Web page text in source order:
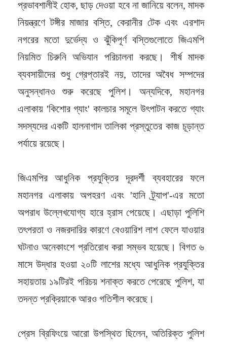
প্রভাবশালীই হোক, ছাড় দেওয়া হবে না জানিয়ে বলেন, মাদক
নিয়ন্ত্রণে টঙ্গীর মাজার বস্তি, কেরানীর টেক এবং এরশাদ
নগরের মতো দুর্ভেদ্য ও ঝুঁকিপূর্ণ বস্তিগুলোতে জিএমপি
নিয়মিত চিরুনি অভিযান পরিচালনা করছে। শীর্ষ মাদক
ব্যবসায়ীদের শুধু গ্রেপ্তারই নয়, তাদের অবৈধ সম্পদের
অনুসন্ধানও শুরু করেছে পুলিশ। অন্যদিকে, মহানগর
এলাকায় 'কিশোর গ্যাং' কালচার সমূলে উৎপাটন করতে গ্যাং
সদস্যদের একটি হালনাগাদ তালিকা প্রস্তুতের কাজ চূড়ান্ত
পর্যায়ে রয়েছে।
জিএমপির আধুনিক প্রযুক্তির দূরদর্শী ব্যবহারের ফলে
মহানগর এলাকায় অপহরণ এবং 'হানি ট্র্যাপ'-এর মতো
অপরাধ উল্লেখযোগ্য হারে হ্রাস পেয়েছে। এছাড়া পুলিশি
তৎপরতা ও নজরদারির কারণে বেওয়ারিশ লাশ ফেলে যাওয়ার
ঘটনাও অনেকাংশে প্রতিরোধ করা সম্ভব হয়েছে। বিগত ৬
মাসে উদ্ধার হওয়া ২০টি লাশের মধ্যে আধুনিক প্রযুক্তির
সহায়তায় ১৯টিরই পরিচয় শনাক্ত করতে পেরেছে পুলিশ, যা
তদন্ত প্রক্রিয়াকে আরও গতিশীল করেছে।
প্রেস ব্রিফিংয়ে আরো উপস্থিত ছিলেন, অতিরিক্ত পুলিশ